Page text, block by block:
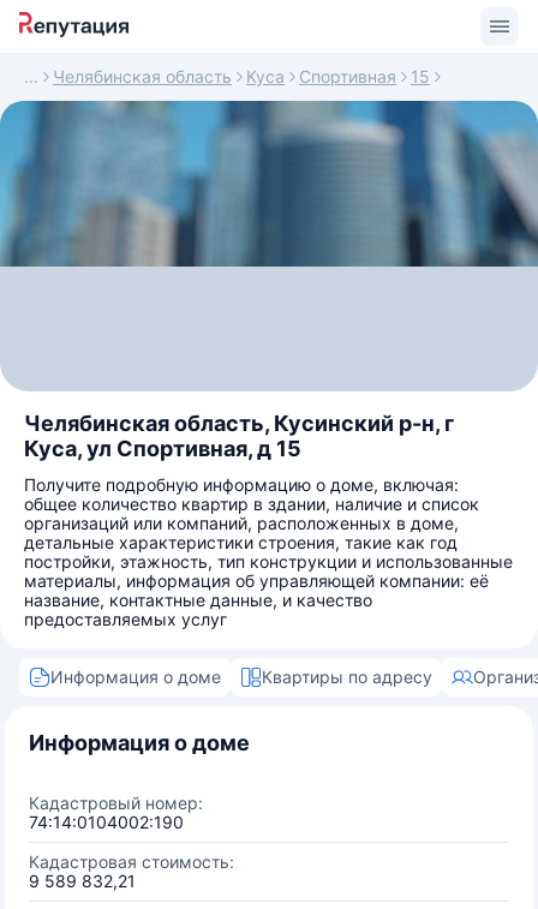
Челябинская область Куса Спортивная 15
Челябинская область, Кусинский р-н, г
Куса, ул Спортивная, д 15
Получите подробную информацию о доме, включая:
общее количество квартир в здании, наличие и список
организаций или компаний, расположенных в доме,
детальные характеристики строения, такие как год
постройки, этажность, тип конструкции и использованные
материалы, информация об управляющей компании: её
название, контактные данные, и качество
предоставляемых услуг
Информация о доме Квартиры по адресу
Информация о доме
Кадастровый номер:
74:14:0104002:190
Кадастровая стоимость:
9 589 832,21